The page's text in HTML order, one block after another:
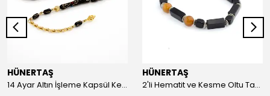
HÜNERTAŞ
14 Ayar Altın İşleme Kapsül Kesim Oltu Taşı Tespih
HÜNERTAŞ
2'li Hematit ve Kesme Oltu Taşı Bileklik